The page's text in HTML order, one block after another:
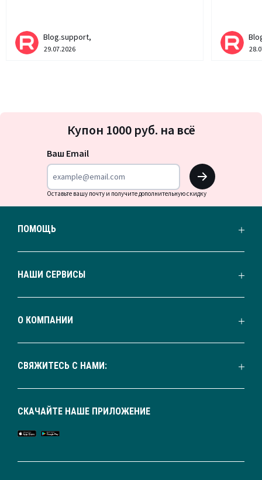
Blog.support,
29.07.2026
на
Купон 1000 руб. на всё
Ваш Email
OK
Оставьте вашу почту и получите дополнительную скидку
ПОМОЩЬ
НАШИ СЕРВИСЫ
О КОМПАНИИ
СВЯЖИТЕСЬ С НАМИ:
СКАЧАЙТЕ НАШЕ ПРИЛОЖЕНИЕ